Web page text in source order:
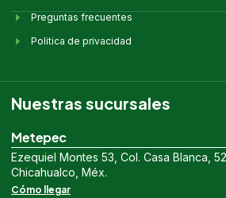
Preguntas frecuentes
Politica de privacidad
Nuestras sucursales
Metepec
Ezequiel Montes 53, Col. Casa Blanca,
Chicahualco, Méx.
Cómo llegar